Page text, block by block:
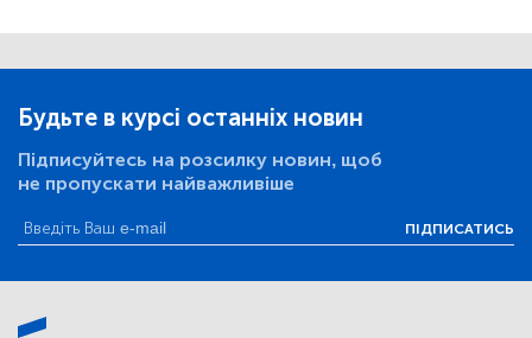
Будьте в курсі останніх новин
Підписуйтесь на розсилку новин, щоб
не пропускати найважливіше
ПІДПИСАТИСЬ